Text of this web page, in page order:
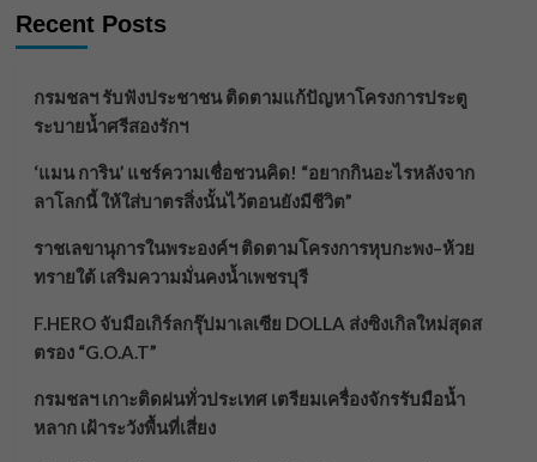
Recent Posts
กรมชลฯ รับฟังประชาชน ติดตามแก้ปัญหาโครงการประตู
ระบายน้ำศรีสองรักฯ
‘แมน การิน’ แชร์ความเชื่อชวนคิด! “อยากกินอะไรหลังจาก
ลาโลกนี้ ให้ใส่บาตรสิ่งนั้นไว้ตอนยังมีชีวิต”
ราชเลขานุการในพระองค์ฯ ติดตามโครงการหุบกะพง–ห้วย
ทรายใต้ เสริมความมั่นคงน้ำเพชรบุรี
F.HERO จับมือเกิร์ลกรุ๊ปมาเลเซีย DOLLA ส่งซิงเกิลใหม่สุดส
ตรอง “G.O.A.T”
กรมชลฯ เกาะติดฝนทั่วประเทศ เตรียมเครื่องจักรรับมือน้ำ
หลาก เฝ้าระวังพื้นที่เสี่ยง